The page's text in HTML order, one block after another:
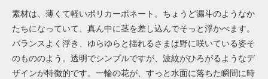
素材は、薄くて軽いポリカーボネート。ちょうど漏斗のようなか
たちになっていて、真ん中に茎を差し込んでそっと浮かべます。
バランスよく浮き、ゆらゆらと揺れるさまは野に咲いている姿そ
のもののよう。透明でシンプルですが、波紋がひろがるようなデ
ザインが特徴的です。一輪の花が、すっと水面に落ちた瞬間に時